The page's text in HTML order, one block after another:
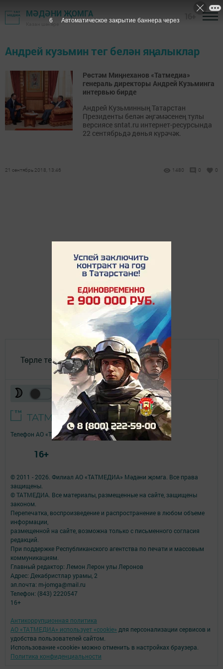
МӘДӘНИ ҖОМГА
Казан шәһәре
Андрей кузьмин тег белән яңалыклар
Рөстәм Миңнеханов «Татмедиа»
генераль директоры Андрей Кузьминга
интервью бирде
Андрей Кузьминның Татарстан
Президенты белән әңгәмәсенең тулы
версиясе sntat.ru интернет-ресурсында
22 сентябрьдә дөнья күрәчәк.
21 сентябрь 2018, 13:46 1480 0 0
Төрле темалар
© 2011 - 2026. Филиал АО «ТАТМЕДИА» Мәдәни җомга. Все права
защищены.
© ТАТМЕДИА. Все материалы, размещенные на сайте, защищены
законом.
Перепечатка, воспроизведение и распространение в любом объеме
информации,
размещенной на сайте, возможна только с письменного согласия
редакций.
При поддержке Республиканского агентства по печати и массовым
коммуникациям.
Главный редактор: Лемон Лерон улы Леронов
Адрес: Декабристлар урамы, 2
эл.почта: m-jomga@mail.ru
Телефон: (843) 2220547
16+
Антикоррупционная политика
АО «ТАТМЕДИА» использует «cookie» для персонализации сервисов и
удобства пользователей сайтом.
Использование «cookie» можно отменить в настройках браузера.
Политика конфиденциальности
Телефон АО «ТАТМЕДИА»:(843) 222 09 84
16+
6 Автоматическое закрытие баннера через